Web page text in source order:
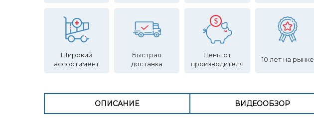
Широкий
ассортимент
Быстрая
доставка
Цены от
производителя
10 лет на рынке
ОПИСАНИЕ ВИДЕООБЗОР